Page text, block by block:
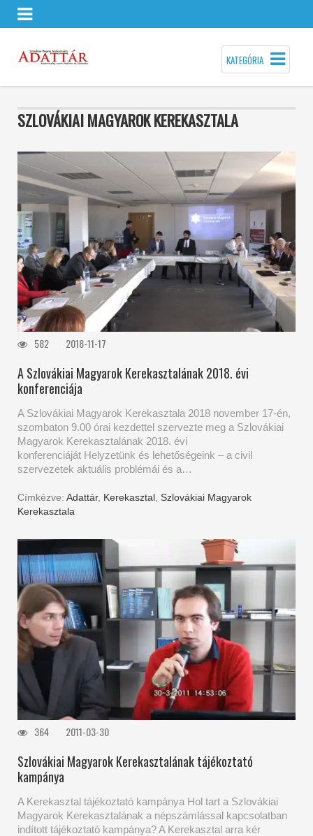
KATEGÓRIA
SZLOVÁKIAI MAGYAROK KEREKASZTALA
582 2018-11-17
A Szlovákiai Magyarok Kerekasztalának 2018. évi
konferenciája
A Szlovákiai Magyarok Kerekasztala 2018 november 17-én,
szombaton 9.00 órai kezdettel szervezte meg a Szlovákiai
Magyarok Kerekasztalának 2018. évi
konferenciáját Helyzetünk és lehetőségeink – a civil
szervezetek aktuális problémái és a…
Címkézve: Adattár, Kerekasztal, Szlovákiai Magyarok
Kerekasztala
364 2011-03-30
Szlovákiai Magyarok Kerekasztalának tájékoztató
kampánya
A Kerekasztal tájékoztató kampánya Hol tart a Szlovákiai
Magyarok Kerekasztalának a népszámlással kapcsolatban
indított tájékoztató kampánya? A Kerekasztal arra kér